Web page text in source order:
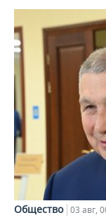
Общество 03 авг,